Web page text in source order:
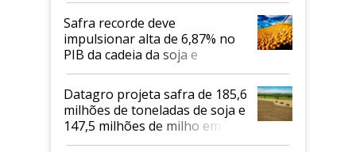
Safra recorde deve
impulsionar alta de 6,87% no
PIB da cadeia da soja e
biodiesel em 2026
Datagro projeta safra de 185,6
milhões de toneladas de soja e
147,5 milhões de milho em
2026/27